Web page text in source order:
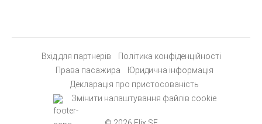
Копенгаген
Ейндговен
Штутгарт
Вхід для партнерів
Політика конфіденційності
Права пасажира
Юридична інформація
Декларація про пристосованість
Змінити налаштування файлів cookie